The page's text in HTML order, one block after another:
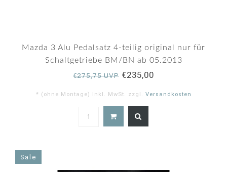
Mazda 3 Alu Pedalsatz 4-teilig original nur für
Schaltgetriebe BM/BN ab 05.2013
€275,75 UVP €235,00
* (ohne Montage) Inkl. MwSt. zzgl. Versandkosten
Sale